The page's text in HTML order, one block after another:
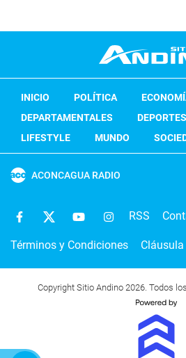
INICIO POLÍTICA
DEPARTAMENTALES
DEPORTES
LIFESTYLE
MUNDO
ACONCAGUA RADIO
RSS
Términos y Condiciones
Copyright Sitio Andino 2026. Todos